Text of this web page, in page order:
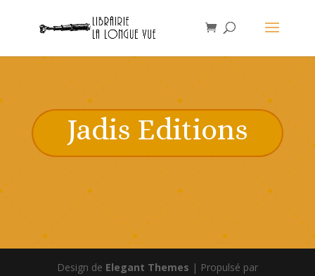
Jadis Editions
Design de Elegant Themes | Propulsé par